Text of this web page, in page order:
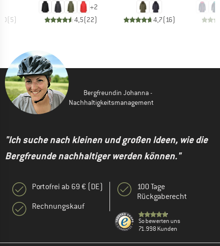
( 5)
+2
4,5(22) 4,7( 16)
Bergfreundin Johanna -
Nachhaltigkeitsmanagement
"Ich suche nach kleinen und großen Ideen, wie die
Bergfreunde nachhaltiger werden können."
Portofrei ab 69 € (DE)
Rechnungskauf
100 Tage
Rückgaberecht
So bewerten uns
71.998 Kunden